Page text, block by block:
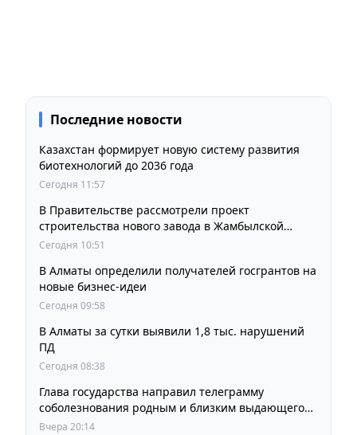
Последние новости
Казахстан формирует новую систему развития
биотехнологий до 2036 года
Сегодня 11:57
В Правительстве рассмотрели проект
строительства нового завода в Жамбылской
области
Сегодня 10:51
В Алматы определили получателей госгрантов на
новые бизнес-идеи
Сегодня 09:58
В Алматы за сутки выявили 1,8 тыс. нарушений
ПД
Сегодня 08:38
Глава государства направил телеграмму
соболезнования родным и близким выдающегося
кинорежиссера Ардака Амиркулова
Вчера 20:14